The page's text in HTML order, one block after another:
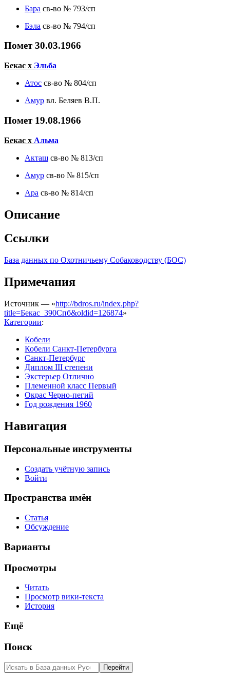
Бара св-во № 793/сп
Бэла св-во № 794/сп
Помет 30.03.1966
Бекас х Эльба
Атос св-во № 804/сп
Амур вл. Беляев В.П.
Помет 19.08.1966
Бекас х Альма
Акташ св-во № 813/сп
Амур св-во № 815/сп
Ара св-во № 814/сп
Описание
Ссылки
База данных по Охотничьему Собаководству (БОС)
Примечания
Источник — «http://bdros.ru/index.php?
title=Бекас_390Спб&oldid=126874»
Категории:
Кобели
Кобели Санкт-Петербурга
Санкт-Петербург
Диплом III степени
Экстерьер Отлично
Племенной класс Первый
Окрас Черно-пегий
Год рождения 1960
Навигация
Персональные инструменты
Создать учётную запись
Войти
Пространства имён
Статья
Обсуждение
Варианты
Просмотры
Читать
Просмотр вики-текста
История
Ещё
Поиск